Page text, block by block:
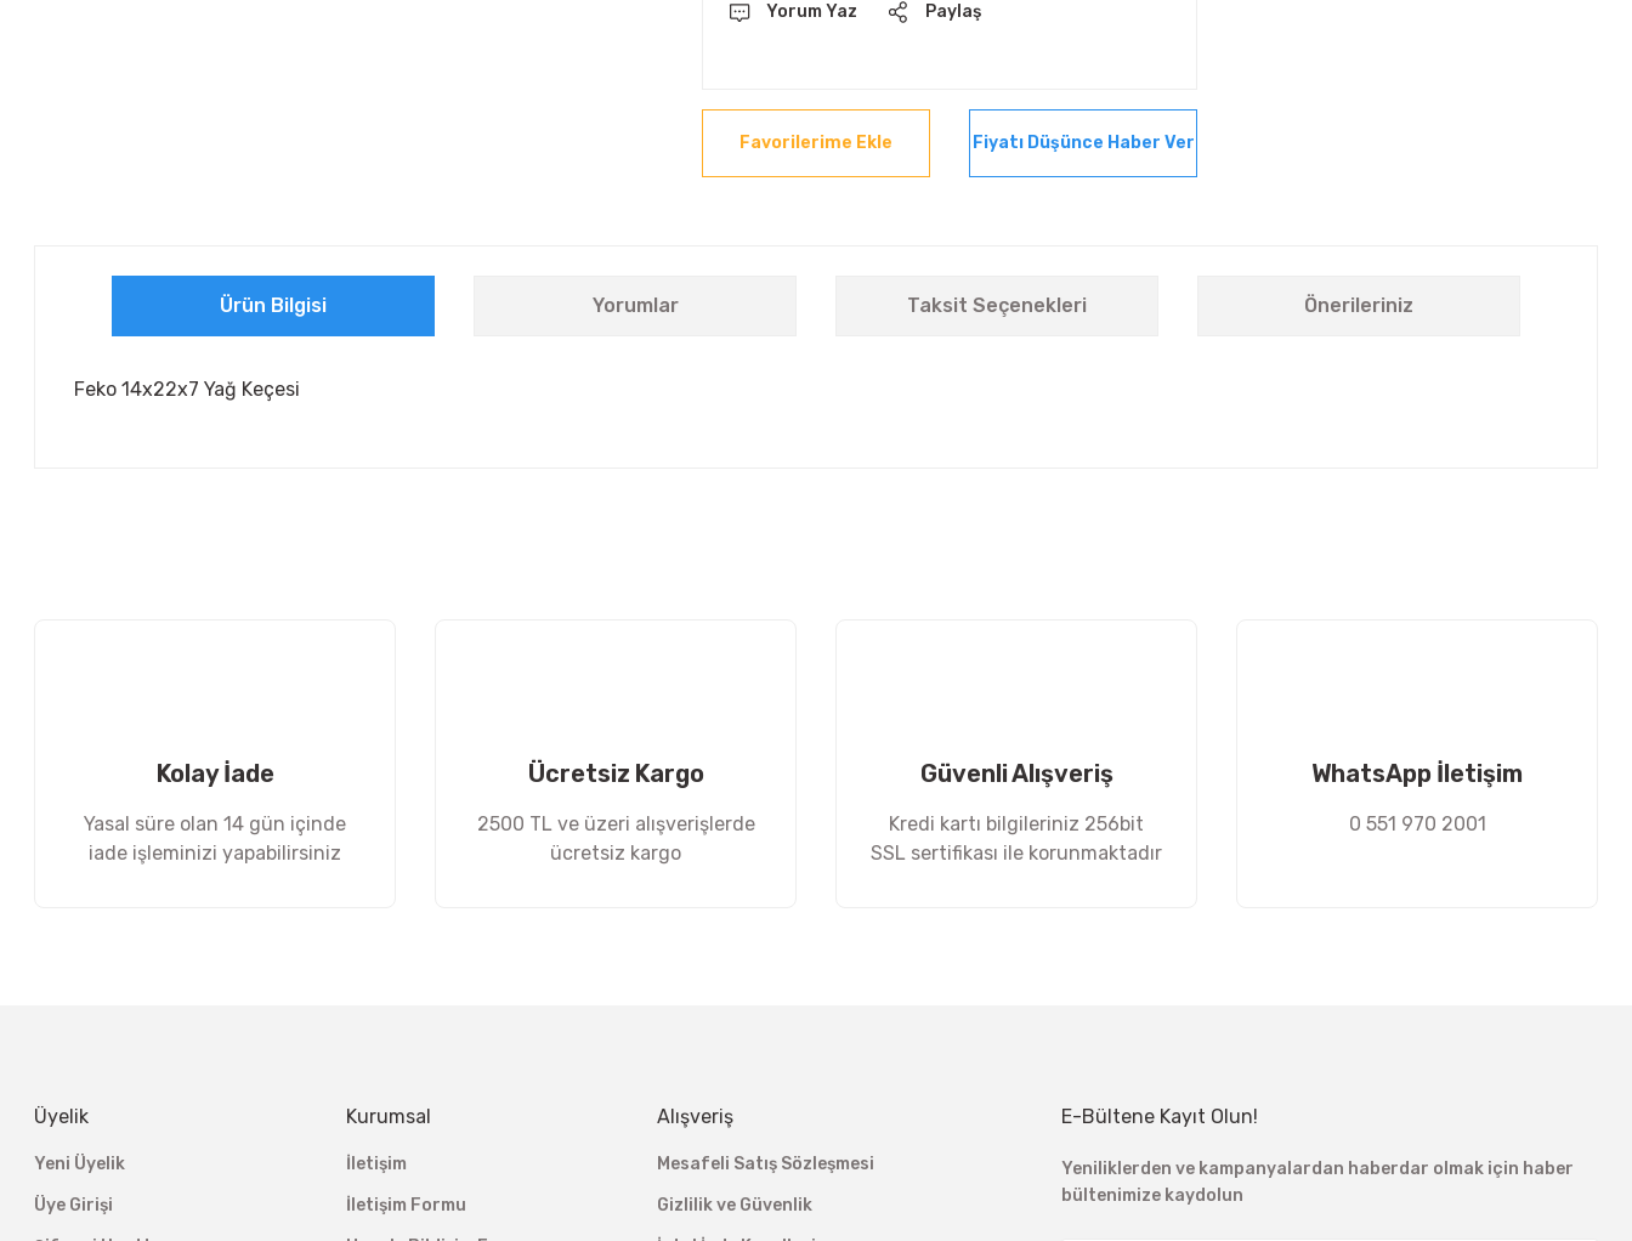
Yorum Yaz Paylaş
Fiyatı Düşünce Haber Ver
Ürün Bilgisi Yorumlar Taksit Seçenekleri Önerileriniz
Feko 14x22x7 Yağ Keçesi
Kolay İade
Yasal süre olan 14 gün içinde
iade işleminizi yapabilirsiniz
Ücretsiz Kargo
2500 TL ve üzeri alışverişlerde
ücretsiz kargo
Güvenli Alışveriş
Kredi kartı bilgileriniz 256bit
SSL sertifikası ile korunmaktadır
WhatsApp İletişim
0 551 970 2001
Üyelik
Yeni Üyelik
Üye Girişi
Kurumsal
İletişim
İletişim Formu
Alışveriş
Mesafeli Satış Sözleşmesi
Gizlilik ve Güvenlik
E-Bültene Kayıt Olun!
Yeniliklerden ve kampanyalardan haberdar olmak için haber
bültenimize kaydolun